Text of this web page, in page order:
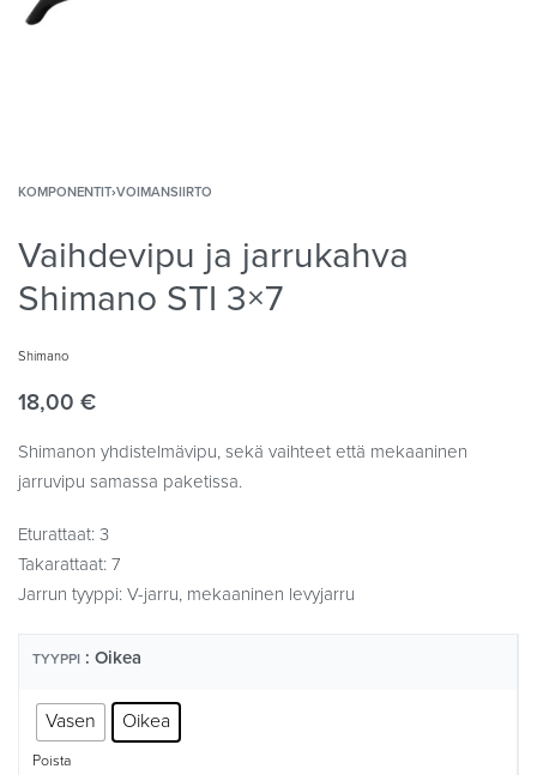
KOMPONENTIT›VOIMANSIIRTO
Vaihdevipu ja jarrukahva
Shimano STI 3×7
Shimano
18,00 €
Shimanon yhdistelmävipu, sekä vaihteet että mekaaninen
jarruvipu samassa paketissa.
Eturattaat: 3
Takarattaat: 7
Jarrun tyyppi: V-jarru, mekaaninen levyjarru
TYYPPI : Oikea
Vasen Oikea
Poista